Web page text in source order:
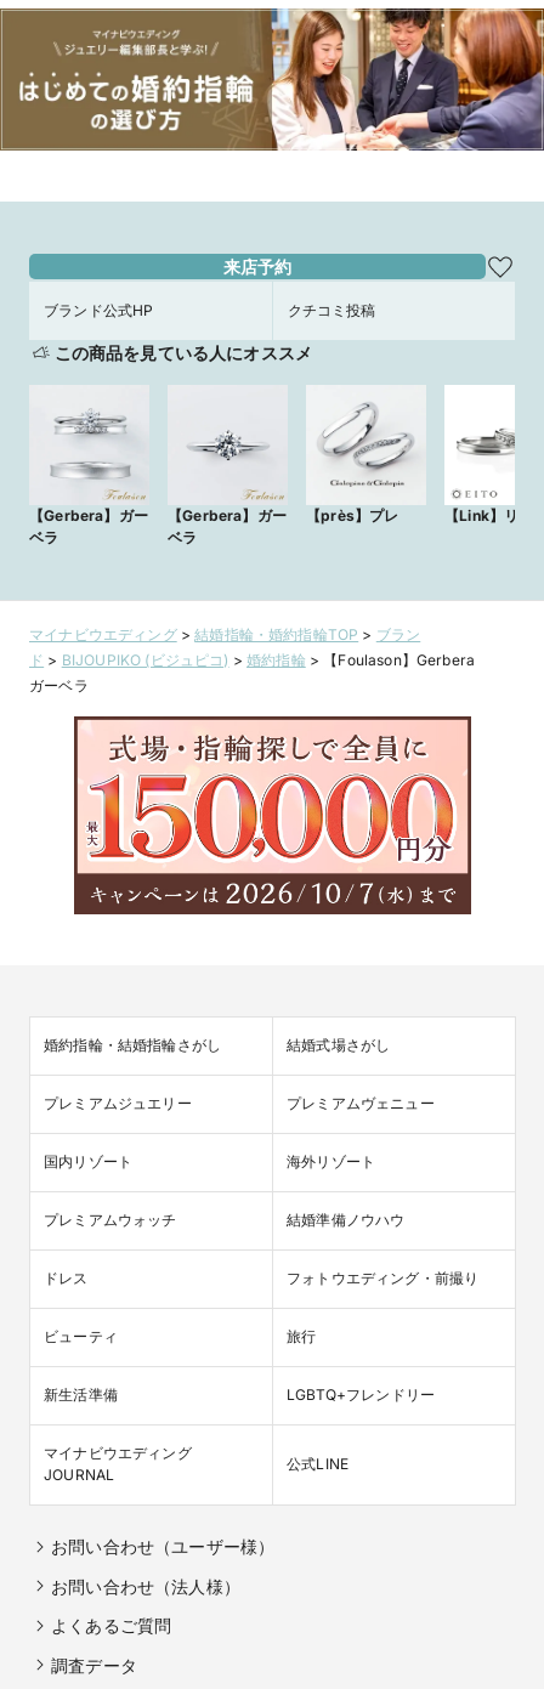
来店予約
ブランド公式HP クチコミ投稿
この商品を見ている人にオススメ
【Gerbera】ガー
ベラ
【Gerbera】ガー
ベラ
【près】プレ 【Link】リン
マイナビウエディング>結婚指輪・婚約指輪TOP > ブラン
ド > BIJOUPIKO (ビジュピコ) >婚約指輪 >
【Foulason】Gerbera
ガーベラ
婚約指輪・結婚指輪さがし 結婚式場さがし
プレミアムジュエリー プレミアムヴェニュー
国内リゾート 海外リゾート
プレミアムウォッチ 結婚準備ノウハウ
ドレス フォトウエディング・前撮り
ビューティ 旅行
新生活準備 LGBTQ+フレンドリー
マイナビウエディング
JOURNAL
公式LINE
お問い合わせ（ユーザー様）
お問い合わせ（法人様）
よくあるご質問
調査データ